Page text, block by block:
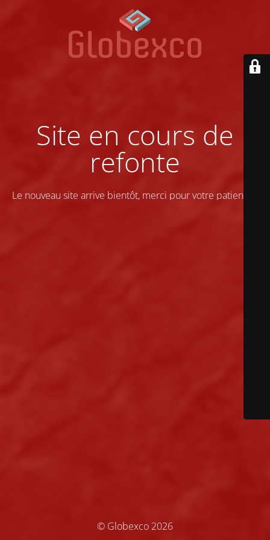
Site en cours de
refonte
Le nouveau site arrive bientôt, merci pour votre patience !
© Globexco 2026